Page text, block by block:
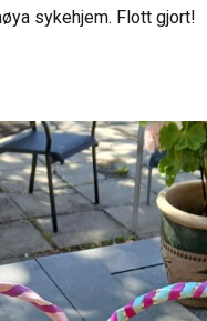
sykehjem. Flott gjort!